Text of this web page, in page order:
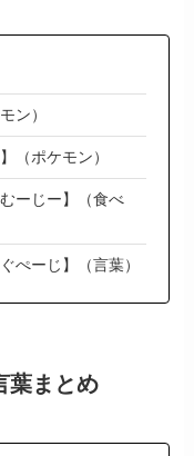
ン）
（ポケモン）
ーじー】（食べ
ぺーじ】（言葉）
葉まとめ